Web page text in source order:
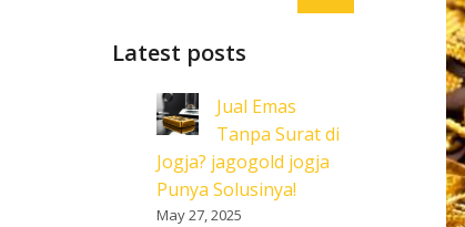
Latest posts
Jual Emas
Tanpa Surat di
Jogja? jagogold jogja
Punya Solusinya!
May 27, 2025